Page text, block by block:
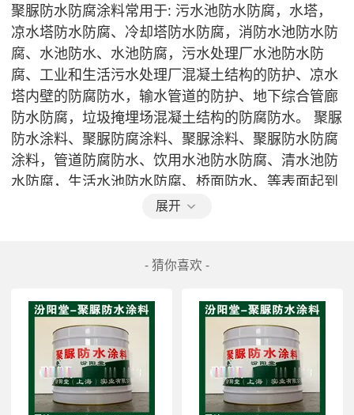
聚脲防水防腐涂料常用于: 污水池防水防腐，水塔，
凉水塔防水防腐、冷却塔防水防腐，消防水池防水防
腐、水池防水、水池防腐，污水处理厂水池防水防
腐、工业和生活污水处理厂混凝土结构的防护、凉水
塔内壁的防腐防水，输水管道的防护、地下综合管廊
防水防腐，垃圾掩埋场混凝土结构的防腐防水。 聚脲
防水涂料、聚脲防腐涂料、聚脲涂料、聚脲防水防腐
涂料，管道防腐防水、饮用水池防水防腐、清水池防
水防腐，生活水池防水防腐、桥面防水、等表面起到
展开
- 猜你喜欢 -